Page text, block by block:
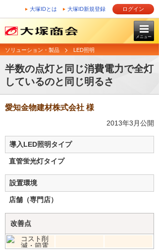
大塚IDとは 大塚ID新規登録 ログイン
メニュー
ソリューション・製品 LED照明
半数の点灯と同じ消費電力で全灯
しているのと同じ明るさ
愛知金物建材株式会社 様
2013年3月公開
導入LED照明タイプ
直管蛍光灯タイプ
設置環境
店舗（専門店）
改善点